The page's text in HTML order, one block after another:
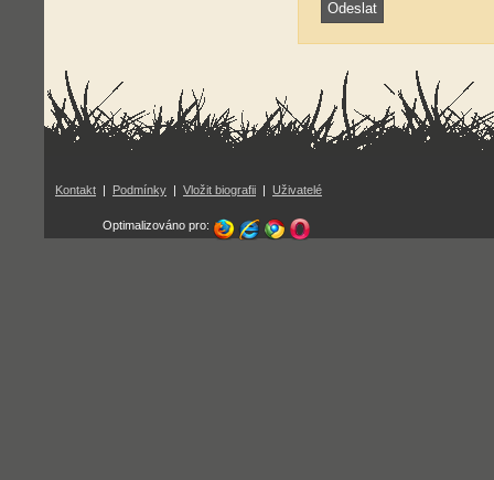
Kontakt | Podmínky | Vložit biografii | Uživatelé
Optimalizováno pro: